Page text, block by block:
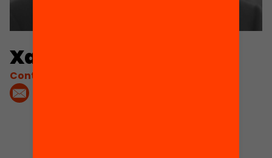
Xavier Prats
Contacta'm: